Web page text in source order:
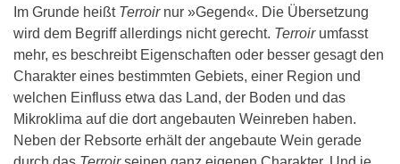
Im Grunde heißt Terroirnur »Gegend«. Die Übersetzung
wird dem Begriff allerdings nicht gerecht. Terroirumfasst
mehr, es beschreibt Eigenschaften oder besser gesagt den
Charakter eines bestimmten Gebiets, einer Region und
welchen Einfluss etwa das Land, der Boden und das
Mikroklima auf die dort angebauten Weinreben haben.
Neben der Rebsorte erhält der angebaute Wein gerade